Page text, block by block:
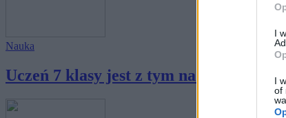
I
I
of
Nauka
Uczeń 7 klasy jest z tym na bieżąco, a